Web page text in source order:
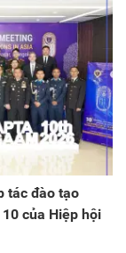
tác đào tạo
của Hiệp hội